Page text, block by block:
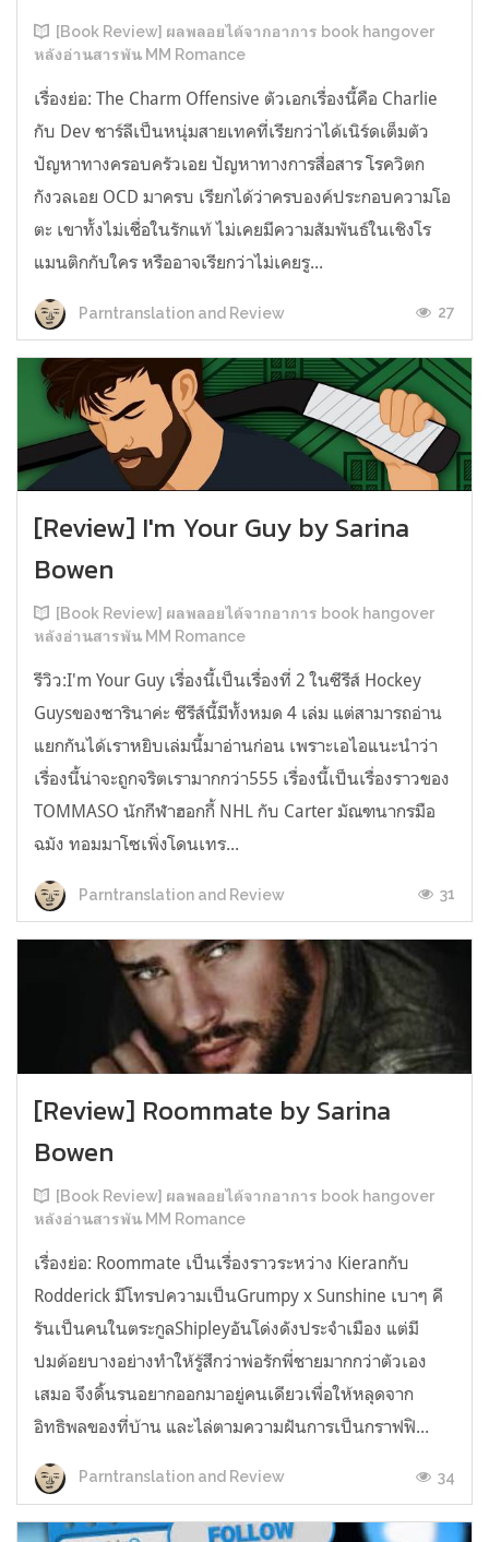
[Book Review] ผลพลอยได้จากอาการ book hangover
หลังอ่านสารพัน MM Romance
เรื่องย่อ: The Charm Offensive ตัวเอกเรื่องนี้คือ Charlie
กับ Dev ชาร์ลีเป็นหนุ่มสายเทคที่เรียกว่าได้เนิร์ดเต็มตัว
ปัญหาทางครอบครัวเอย ปัญหาทางการสื่อสาร โรควิตก
กังวลเอย OCD มาครบ เรียกได้ว่าครบองค์ประกอบความโอ
ตะ เขาทั้งไม่เชื่อในรักแท้ ไม่เคยมีความสัมพันธ์ในเชิงโร
แมนติกกับใคร หรืออาจเรียกว่าไม่เคยรู...
Parntranslation and Review 27
[Review] I'm Your Guy by Sarina
Bowen
[Book Review] ผลพลอยได้จากอาการ book hangover
หลังอ่านสารพัน MM Romance
รีวิว:I'm Your Guy เรื่องนี้เป็นเรื่องที่ 2 ในซีรีส์ Hockey
Guysของซารินาค่ะ ซีรีส์นี้มีทั้งหมด 4 เล่ม แต่สามารถอ่าน
แยกกันได้เราหยิบเล่มนี้มาอ่านก่อน เพราะเอไอแนะนำว่า
เรื่องนี้น่าจะถูกจริตเรามากกว่า555 เรื่องนี้เป็นเรื่องราวของ
TOMMASO นักกีฬาฮอกกี้ NHL กับ Carter มัณฑนากรมือ
ฉมัง ทอมมาโซเพิ่งโดนเทร...
Parntranslation and Review 31
[Review] Roommate by Sarina
Bowen
[Book Review] ผลพลอยได้จากอาการ book hangover
หลังอ่านสารพัน MM Romance
เรื่องย่อ: Roommate เป็นเรื่องราวระหว่าง Kieranกับ
Rodderick มีโทรปความเป็นGrumpy x Sunshine เบาๆ คี
รันเป็นคนในตระกูลShipleyอันโด่งดังประจำเมือง แต่มี
ปมด้อยบางอย่างทำให้รู้สึกว่าพ่อรักพี่ชายมากกว่าตัวเอง
เสมอ จึงดิ้นรนอยากออกมาอยู่คนเดียวเพื่อให้หลุดจาก
อิทธิพลของที่บ้าน และไล่ตามความฝันการเป็นกราฟฟิ...
Parntranslation and Review 34